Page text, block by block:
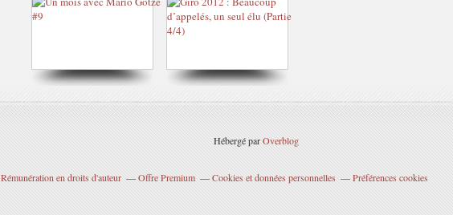
Hébergé parOverblog
Rémunération en droits d'auteur Offre Premium Cookies et données personnelles Préférences cookies